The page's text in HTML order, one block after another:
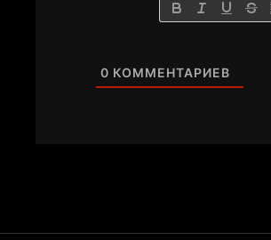
0 КОММЕНТАРИЕВ